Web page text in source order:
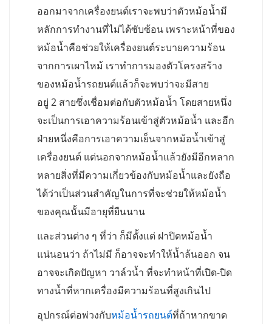
ออกมาจากเครื่องยนต์เราจะพบว่าตัวหม้อน้ำมี
หลักการทำงานที่ไม่ได้ซับซ้อน เพราะหน้าที่ของ
หม้อน้ำคือช่วยให้เครื่องยนต์ระบายความร้อน
จากการเผาไหม้ เราทำการมองตัวโครงสร้าง
ของหม้อน้ำรถยนต์แล้วก็จะพบว่าจะมีสาย
อยู่ 2 สายซึ่งเชื่อมต่อกับตัวหม้อน้ำ โดยสายหนึ่ง
จะเป็นการเอาความร้อนเข้าสู่ตัวหม้อน้ำ และอีก
ฝ่ายหนึ่งคือการเอาความเย็นจากหม้อน้ำเข้าสู่
เครื่องยนต์ แต่นอกจากหม้อน้ำแล้วยังมีอีกหลาก
หลายสิ่งที่มีความเกี่ยวข้องกับหม้อน้ำและยังถือ
ได้ว่าเป็นส่วนสำคัญในการที่จะช่วยให้หม้อน้ำ
ของคุณนั้นมีอายุที่ยืนนาน
และส่วนต่าง ๆ ที่ว่า ก็มีตั้งแต่ ฝาปิดหม้อน้ำ
แน่นอนว่า ถ้าไม่มี ก็อาจจะทำให้น้ำล้นออก จน
อาจจะเกิดปัญหา วาล์วน้ำ ที่จะทำหน้าที่เปิด-ปิด
ทางน้ำที่หากเครื่องมีความร้อนที่สูงเกินไป
อุปกรณ์ต่อพ่วงกับหม้อน้ำรถยนต์ที่ถ้าหากขาด